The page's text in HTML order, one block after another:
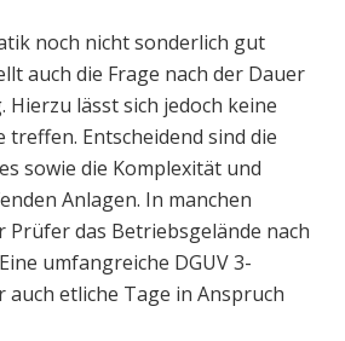
noch nicht sonderlich gut
auch die Frage nach der Dauer
Hierzu lässt sich jedoch keine
treffen. Entscheidend sind die
sowie die Komplexität und
Anlagen. In manchen
Prüfer das Betriebsgelände nach
umfangreiche DGUV 3-
etliche Tage in Anspruch